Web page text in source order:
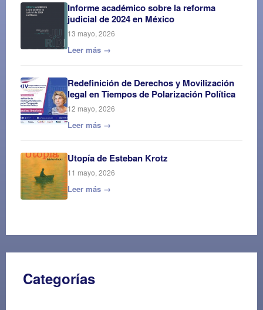
Informe académico sobre la reforma
judicial de 2024 en México
13 mayo, 2026
Leer más →
Redefinición de Derechos y Movilización
legal en Tiempos de Polarización Política
12 mayo, 2026
Leer más →
Utopía de Esteban Krotz
11 mayo, 2026
Leer más →
Categorías